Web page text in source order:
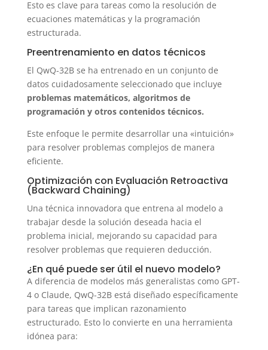
Esto es clave para tareas como la resolución de
ecuaciones matemáticas y la programación
estructurada.
Preentrenamiento en datos técnicos
El QwQ-32B se ha entrenado en un conjunto de
datos cuidadosamente seleccionado que incluye
problemas matemáticos, algoritmos de
programación y otros contenidos técnicos.
Este enfoque le permite desarrollar una «intuición»
para resolver problemas complejos de manera
eficiente.
Optimización con Evaluación Retroactiva
(Backward Chaining)
Una técnica innovadora que entrena al modelo a
trabajar desde la solución deseada hacia el
problema inicial, mejorando su capacidad para
resolver problemas que requieren deducción.
¿En qué puede ser útil el nuevo modelo?
A diferencia de modelos más generalistas como GPT-
4 o Claude, QwQ-32B está diseñado específicamente
para tareas que implican razonamiento
estructurado. Esto lo convierte en una herramienta
idónea para: